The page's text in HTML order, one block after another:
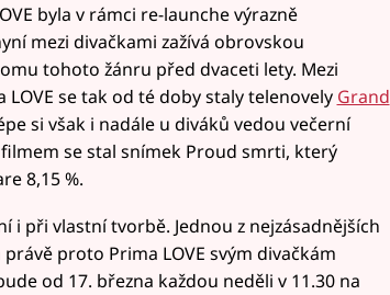
byla v rámci re-launche výrazně
mezi divačkami zažívá obrovskou
tohoto žánru před dvaceti lety. Mezi
se tak od té doby staly telenovely Grand
si však i nadále u diváků vedou večerní
se stal snímek Proud smrti, který
8,15 %.
i při vlastní tvorbě. Jednou z nejzásadnějších
proto Prima LOVE svým divačkám
od 17. března každou neděli v 11.30 na